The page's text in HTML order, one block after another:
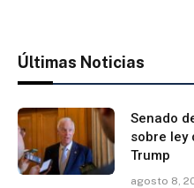
Últimas Noticias
Senado
sobre ley
Trump
agosto 8,